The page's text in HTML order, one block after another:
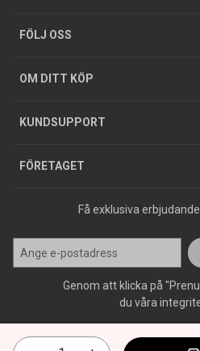
FÖLJ OSS
OM DITT KÖP
Integritetspolicy
GDPR
KUNDSUPPORT
Foldrar och kataloger
Köpguider
Varumärken
FÖRETAGET
Tjänster
Hållbarhet
Jobba hos oss
Press
Få exklusiva
Genom att klicka på
du våra